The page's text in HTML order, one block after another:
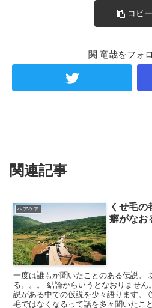
コピー
関 竜哉をフォ
関連記事
ヘアケア
くせ毛の
癖がなお
一度は誰もが聞いたことのある伝説。
る。。。 結論からいうとなおりませ
説がある中での仮説を少々語ります
毛ではなくなるって話を多々聞いたこ